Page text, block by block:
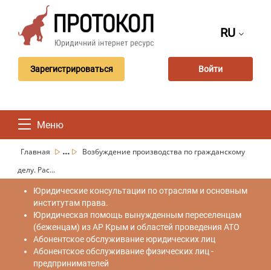
RU
Зарегистрироваться Войти
Меню
Главная ...
Возбуждение производства по гражданскому
делу. Рас...
Юридические консультации по отраслям и основным
институтам права.
Юридическая помощь вынужденным переселенцам
(беженцам) из АР Крым и областей проведения АТО
Абонентское обслуживание юридических лиц
Абонентское обслуживание физических лиц -
предпринимателей